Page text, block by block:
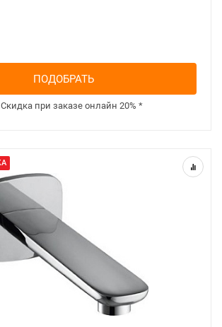
ПОДОБРАТЬ
Скидка при заказе онлайн 20% *